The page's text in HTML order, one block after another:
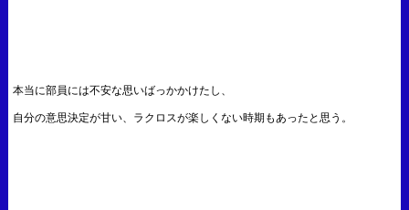
本当に部員には不安な思いばっかかけたし、
自分の意思決定が甘い、ラクロスが楽しくない時期もあったと思う。